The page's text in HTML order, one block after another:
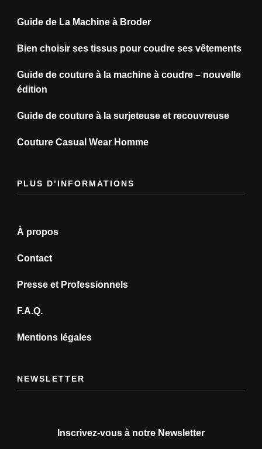
Guide de La Machine à Broder
Bien choisir ses tissus pour coudre ses vêtements
Guide de couture à la machine à coudre – nouvelle
édition
Guide de couture à la surjeteuse et recouvreuse
Couture Casual Wear Homme
PLUS D’INFORMATIONS
À propos
Contact
Presse et Professionnels
F.A.Q.
Mentions légales
NEWSLETTER
Inscrivez-vous à notre Newsletter